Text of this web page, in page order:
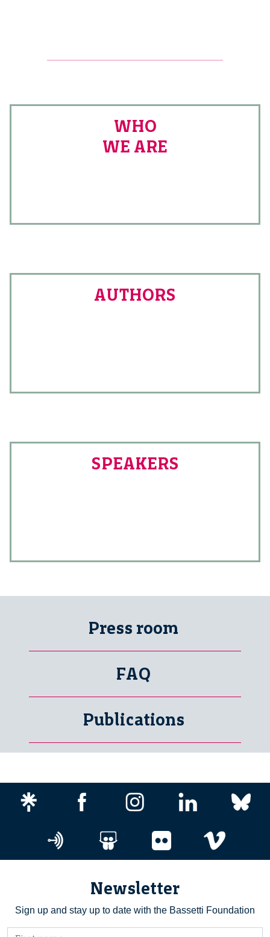
WHO
WE ARE
AUTHORS
SPEAKERS
Press room
FAQ
Publications
Newsletter
Sign up and stay up to date with the Bassetti Foundation